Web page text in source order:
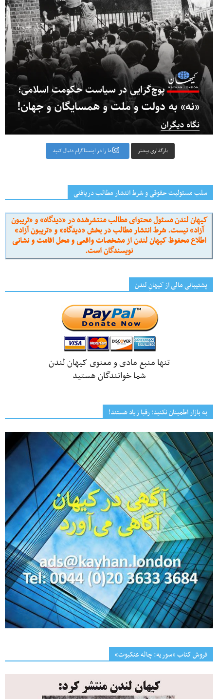
بارگذاری بیشتر ما را در اینستاگرام دنبال کنید
سلب مسئولیت حقوقی و شرط انتشار مطالب دریافتی
کیهان لندن مسئول محتوای مطالب منتشرشده در «دیدگاه» و «تریبون
آزاد» نیست. شرط انتشار مطالب در بخش «دیدگاه» و «تریبون آزاد»
اطلاع محفوظ کیهان لندن از مشخصات واقعی و محل اقامت و نشانی
نویسندگان است.
پشتیبانی مالی از کیهانِ لندن
تنها منبع مادی و معنوی کیهان لندن
شما خوانندگان هستید
به بازار اطمینان نکنید؛ رقبا زیاد هستند!
فروش کتاب «سوریه: چاله عنکبوت»